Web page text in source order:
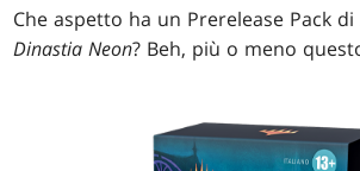
Che aspetto ha un Prerelease Pack di
Dinastia Neon? Beh, più o meno